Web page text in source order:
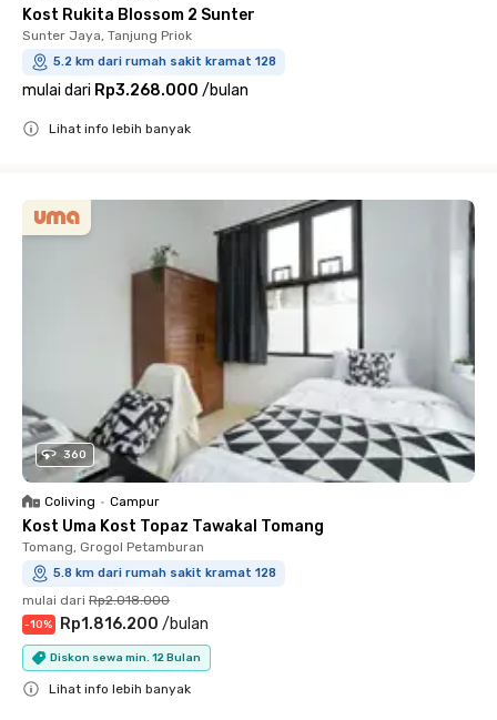
Kost Rukita Blossom 2 Sunter
Sunter Jaya, Tanjung Priok
5.2 km dari rumah sakit kramat 128
mulai dari Rp3.268.000 /bulan
Lihat info lebih banyak
360
Coliving • Campur
Kost Uma Kost Topaz Tawakal Tomang
Tomang, Grogol Petamburan
5.8 km dari rumah sakit kramat 128
mulai dari Rp2.018.000
-10% Rp1.816.200 /bulan
Diskon sewa min. 12 Bulan
Lihat info lebih banyak